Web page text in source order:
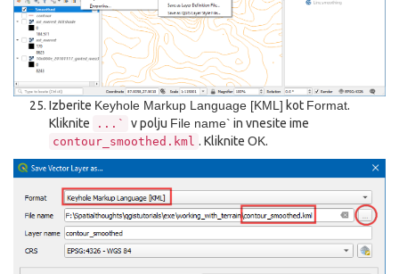
Izberite Keyhole Markup Language [KML] kot Format.
Kliknite
...` v polju File name` in vnesite ime
contour_smoothed.kml . Kliknite OK.